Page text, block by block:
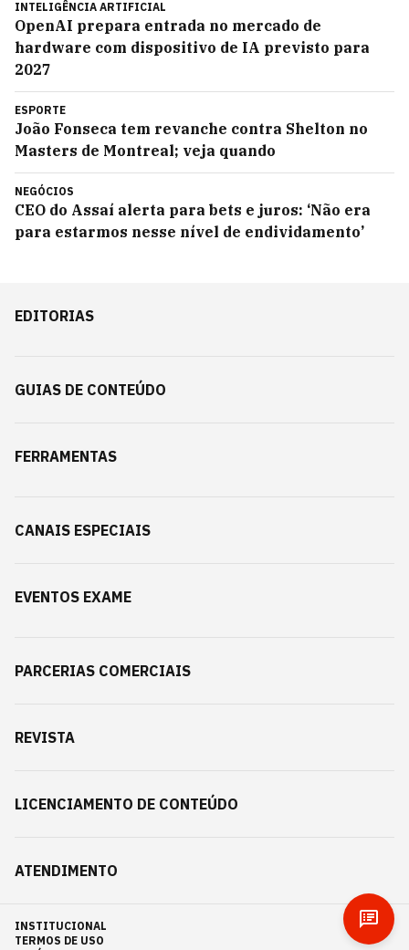
INTELIGÊNCIA ARTIFICIAL
OpenAI prepara entrada no mercado de
hardware com dispositivo de IA previsto para
2027
ESPORTE
João Fonseca tem revanche contra Shelton no
Masters de Montreal; veja quando
NEGÓCIOS
CEO do Assaí alerta para bets e juros: ‘Não era
para estarmos nesse nível de endividamento’
EDITORIAS
GUIAS DE CONTEÚDO
FERRAMENTAS
CANAIS ESPECIAIS
EVENTOS EXAME
PARCERIAS COMERCIAIS
REVISTA
LICENCIAMENTO DE CONTEÚDO
ATENDIMENTO
INSTITUCIONAL
TERMOS DE USO